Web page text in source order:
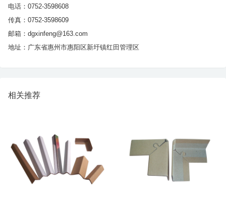
电话：0752-3598608
传真：0752-3598609
邮箱：dgxinfeng@163.com
地址：广东省惠州市惠阳区新圩镇红田管理区
相关推荐